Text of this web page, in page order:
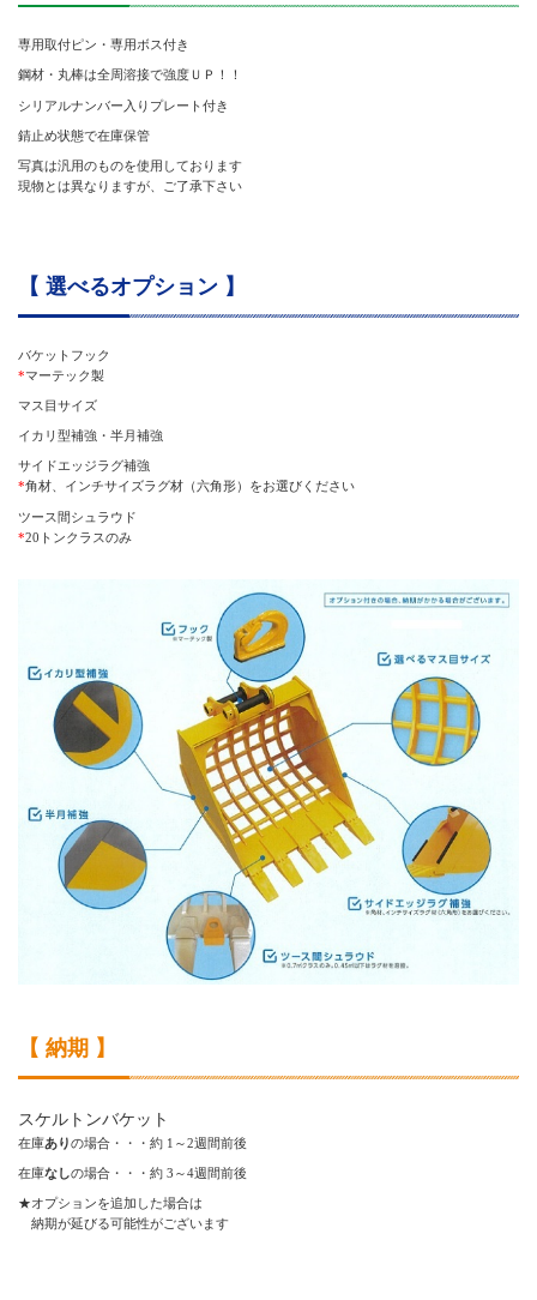
専用取付ピン・専用ボス付き
鋼材・丸棒は全周溶接で強度ＵＰ！！
シリアルナンバー入りプレート付き
錆止め状態で在庫保管
写真は汎用のものを使用しております
現物とは異なりますが、ご了承下さい
【 選べるオプション 】
バケットフック
*マーテック製
マス目サイズ
イカリ型補強・半月補強
サイドエッジラグ補強
*角材、インチサイズラグ材（六角形）をお選びください
ツース間シュラウド
*20トンクラスのみ
【 納期 】
スケルトンバケット
在庫ありの場合・・・約 1～2週間前後
在庫なしの場合・・・約 3～4週間前後
★オプションを追加した場合は
納期が延びる可能性がございます